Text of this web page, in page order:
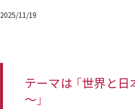
2025/11/19
テーマは 「世界と
～」